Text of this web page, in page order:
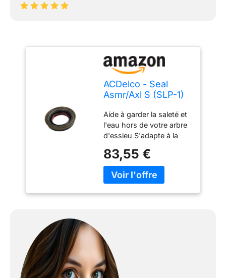
ACDelco - Seal
Asmr/Axl S (SLP-1)
Aide à garder la saleté et
l'eau hors de votre arbre
d'essieu S'adapte à la
aider à fournir un
fonctionnement sans
fuite Certaines pièces
(OE) Les pièces d'origine
GM sont conçues,
conçues et testées selon
des normes rigoureuses
83,55 €